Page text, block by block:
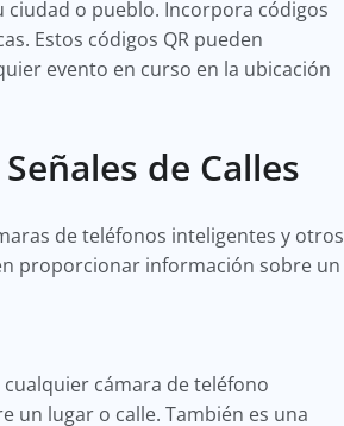
o pueblo. Incorpora códigos
Estos códigos QR pueden
evento en curso en la ubicación
de Calles
de teléfonos inteligentes y otros
proporcionar información sobre un
cámara de teléfono
un lugar o calle. También es una